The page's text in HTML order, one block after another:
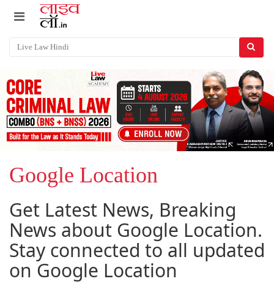
Google Location
Get Latest News, Breaking
News about Google Location.
Stay connected to all updated
on Google Location